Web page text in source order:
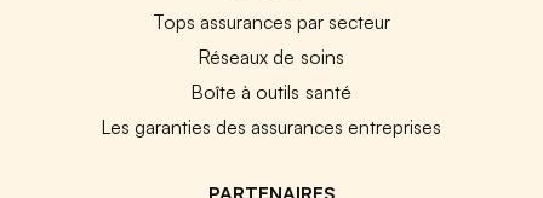
Tops assurances par secteur
Réseaux de soins
Boîte à outils santé
Les garanties des assurances entreprises
PARTENAIRES